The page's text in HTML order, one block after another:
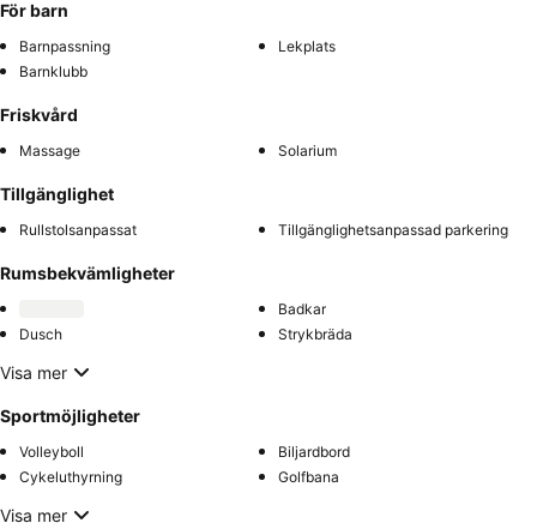
För barn
Barnpassning
Lekplats
Barnklubb
Friskvård
Massage Solarium
Tillgänglighet
Rullstolsanpassat Tillgänglighetsanpassad parkering
Rumsbekvämligheter
Badkar
Dusch
Strykbräda
Visa mer
Sportmöjligheter
Volleyboll
Biljardbord
Cykeluthyrning
Golfbana
Visa mer